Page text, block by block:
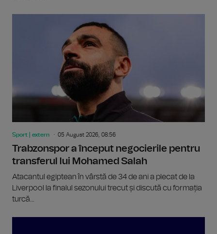
Sport | extern 05 August 2026, 08:56
Trabzonspor a început negocierile pentru
transferul lui Mohamed Salah
Atacantul egiptean în vârstă de 34 de ani a plecat de la
Liverpool la finalul sezonului trecut și discută cu formația
turcă...